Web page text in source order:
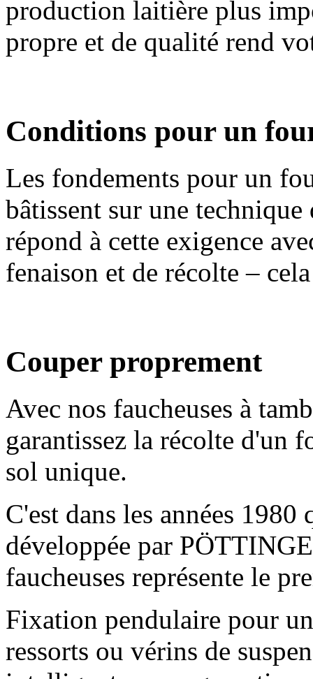
production laitière plus
propre et de qualité rend
Conditions pour un
Les fondements pour un
bâtissent sur une
répond à cette exigence
fenaison et de récolte –
Couper proprement
Avec nos faucheuses à
garantissez la récolte d'un
sol unique.
C'est dans les années
développée par
faucheuses représente le
Fixation pendulaire pour
ressorts ou vérins de